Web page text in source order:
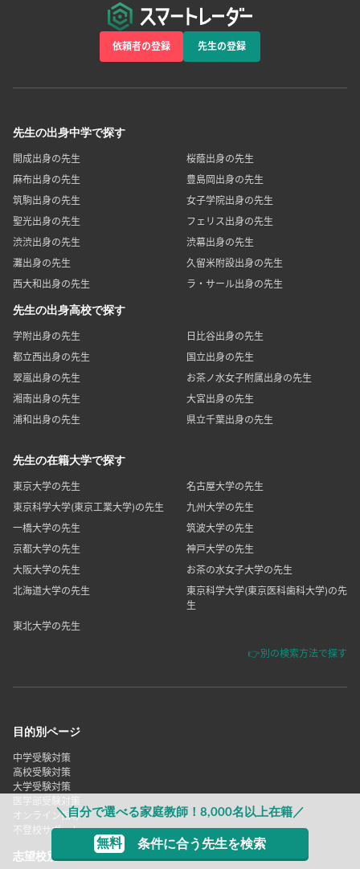
＼自分で選べる家庭教師！8,000名以上在籍／
無料 条件に合う先生を検索
依頼者の登録 先生の登録
先生の出身中学で探す
開成出身の先生
桜蔭出身の先生
麻布出身の先生
豊島岡出身の先生
筑駒出身の先生
女子学院出身の先生
聖光出身の先生
フェリス出身の先生
渋渋出身の先生
渋幕出身の先生
灘出身の先生
久留米附設出身の先生
西大和出身の先生
ラ・サール出身の先生
先生の出身高校で探す
学附出身の先生
日比谷出身の先生
都立西出身の先生
国立出身の先生
翠嵐出身の先生
お茶ノ水女子附属出身の先生
湘南出身の先生
大宮出身の先生
浦和出身の先生
県立千葉出身の先生
先生の在籍大学で探す
東京大学の先生
名古屋大学の先生
東京科学大学(東京工業大学)の先生
九州大学の先生
一橋大学の先生
筑波大学の先生
京都大学の先生
神戸大学の先生
大阪大学の先生
お茶の水女子大学の先生
北海道大学の先生
東京科学大学(東京医科歯科大学)の先
生
東北大学の先生
👉別の検索方法で探す
目的別ページ
中学受験対策
高校受験対策
大学受験対策
医学部受験対策
オンライン指導
不登校サポート
志望校別ページ